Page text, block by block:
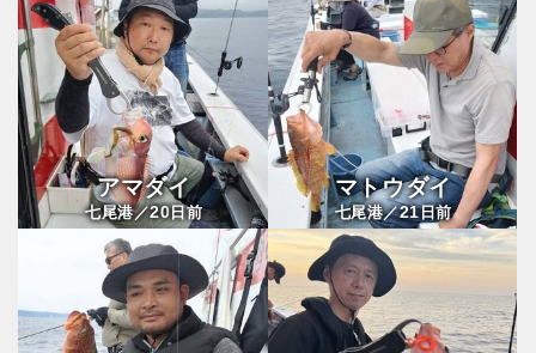
アマダイ
七尾港／20日前
マトウダイ
七尾港／21日前